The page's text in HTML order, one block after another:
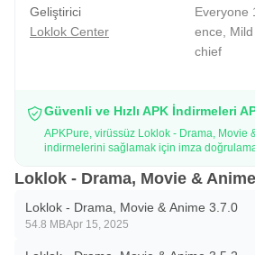
Geliştirici
Loklok Center
Everyone
ence,
chief
Güvenli ve Hızlı APK İndirmeleri
APKPure, virüssüz Loklok - Drama, Movie
indirmelerini sağlamak için imza
Loklok - Drama, Movie &
Loklok - Drama, Movie & Anime 3.7.0
54.8 MBApr 15, 2025